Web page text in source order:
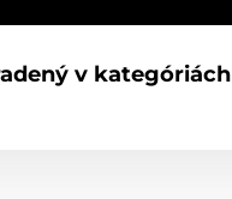
v kategóriách